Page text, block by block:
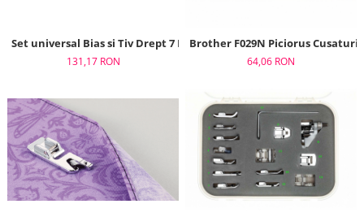
Set universal Bias si Tiv Drept 7 Picioruse (7 piese)
131,17 RON
Brother F029N Piciorus Cusaturi
64,06 RON